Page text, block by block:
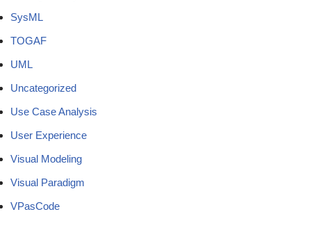
SysML
TOGAF
UML
Uncategorized
Use Case Analysis
User Experience
Visual Modeling
Visual Paradigm
VPasCode